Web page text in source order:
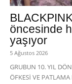
öncesinde
yaşıyor
5 Ağustos 2026
GRUBUN 10. YIL
ÖFKESİ VE